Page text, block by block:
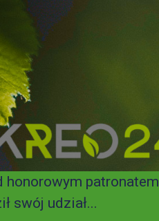
honorowym
swój udział...